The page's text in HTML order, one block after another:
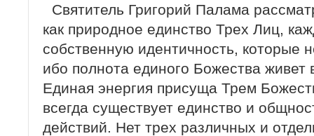
Святитель Григорий Палама
как природное единство Трех Лиц,
собственную идентичность, которые
ибо полнота единого Божества живет
Единая энергия присуща Трем
всегда существует единство и
действий. Нет трех различных и